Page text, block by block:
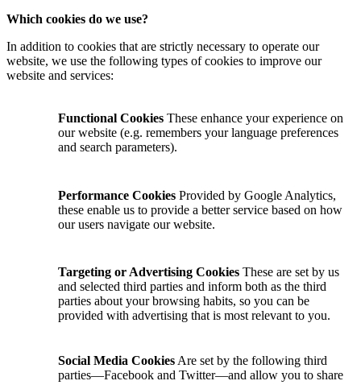
Which cookies do we use?
In addition to cookies that are strictly necessary to operate our
website, we use the following types of cookies to improve our
website and services:
Functional Cookies These enhance your experience on
our website (e.g. remembers your language preferences
and search parameters).
Performance Cookies Provided by Google Analytics,
these enable us to provide a better service based on how
our users navigate our website.
Targeting or Advertising Cookies These are set by us
and selected third parties and inform both as the third
parties about your browsing habits, so you can be
provided with advertising that is most relevant to you.
Social Media CookiesAre set by the following third
parties—Facebook and Twitter—and allow you to share